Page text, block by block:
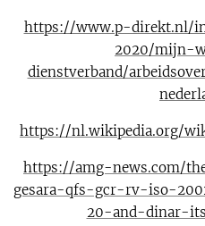
https://www.p-direkt.nl/
2020/mijn-
dienstverband/
https://nl.wikipedia.org/
https://amg-news.com/
gesara-qfs-gcr-rv-iso-
20-and-dinar-